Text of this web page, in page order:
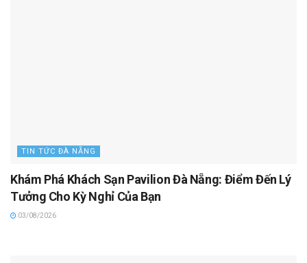
TIN TỨC ĐÀ NẴNG
Khám Phá Khách Sạn Pavilion Đà Nẵng: Điểm Đến Lý
Tưởng Cho Kỳ Nghỉ Của Bạn
03/08/2026